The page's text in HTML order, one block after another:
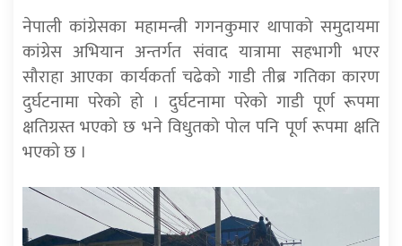
नेपाली कांग्रेसका महामन्त्री गगनकुमार थापाको समुदायमा
कांग्रेस अभियान अन्तर्गत संवाद यात्रामा सहभागी भएर
सौराहा आएका कार्यकर्ता चढेको गाडी तीब्र गतिका कारण
दुर्घटनामा परेको हो । दुर्घटनामा परेको गाडी पूर्ण रूपमा
क्षतिग्रस्त भएको छ भने विधुतको पोल पनि पूर्ण रूपमा क्षति
भएको छ ।